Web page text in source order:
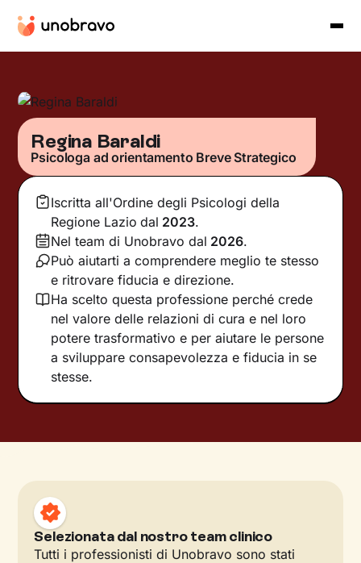
Regina Baraldi
Psicologa ad orientamento Breve Strategico
Iscritta all'Ordine degli Psicologi della
Regione Lazio dal 2023.
Nel team di Unobravo dal 2026.
Può aiutarti a comprendere meglio te stesso
e ritrovare fiducia e direzione.
Ha scelto questa professione perché crede
nel valore delle relazioni di cura e nel loro
potere trasformativo e per aiutare le persone
a sviluppare consapevolezza e fiducia in se
stesse.
Selezionata dal nostro team clinico
Tutti i professionisti di Unobravo sono stati